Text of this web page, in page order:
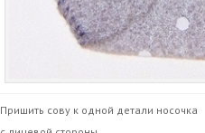
Пришить сову к одной детали носочка